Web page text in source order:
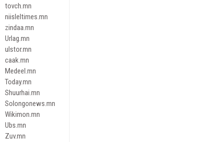
tovch.mn
niisleltimes.mn
zindaa.mn
Urlag.mn
ulstor.mn
caak.mn
Medeel.mn
Today.mn
Shuurhai.mn
Solongonews.mn
Wikimon.mn
Ubs.mn
Zuv.mn